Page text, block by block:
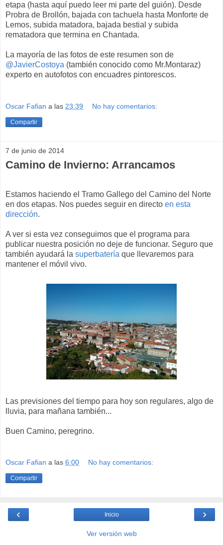
etapa (hasta aquí puedo leer mi parte del guión). Desde
Probra de Brollón, bajada con tachuela hasta Monforte de
Lemos, subida matadora, bajada bestial y subida
rematadora que termina en Chantada.
La mayoría de las fotos de este resumen son de
@JavierCostoya (también conocido como Mr.Montaraz)
experto en autofotos con encuadres pintorescos.
Oscar Fafian a las 23:39 No hay comentarios:
Compartir
7 de junio de 2014
Camino de Invierno: Arrancamos
Estamos haciendo el Tramo Gallego del Camino del Norte
en dos etapas. Nos puedes seguir en directo en esta
dirección.
A ver si esta vez conseguimos que el programa para
publicar nuestra posición no deje de funcionar. Seguro que
también ayudará la superbatería que llevaremos para
mantener el móvil vivo.
Las previsiones del tiempo para hoy son regulares, algo de
lluvia, para mañana también...
Buen Camino, peregrino.
Oscar Fafian a las 6:00 No hay comentarios:
Compartir
‹ ›
Inicio
Ver versión web